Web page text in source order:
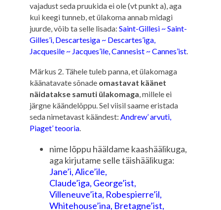
vajadust seda pruukida ei ole (vt punkt a), aga
kui keegi tunneb, et ülakoma annab midagi
juurde, võib ta selle lisada: Saint-Gillesi ~ Saint-
Gilles’i, Descartesiga ~ Descartes’iga,
Jacquesile ~ Jacques’ile, Cannesist ~ Cannes’ist.
Märkus 2. Tähele tuleb panna, et ülakomaga
käänatavate sõnade omastavat käänet
näidatakse samuti ülakomaga, millele ei
järgne käändelõppu. Sel viisil saame eristada
seda nimetavast käändest: Andrew’ arvuti,
Piaget’ teooria.
nime lõppu hääldame kaashäälikuga,
aga kirjutame selle täishäälikuga:
Jane’i, Alice’ile,
Claude’iga, George’ist,
Villeneuve’ita, Robespierre’il,
Whitehouse’ina, Bretagne’ist,